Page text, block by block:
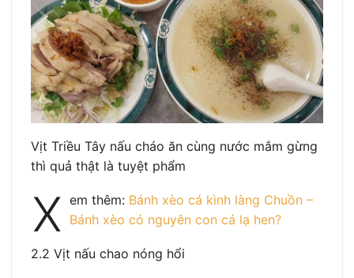
Vịt Triều Tây nấu cháo ăn cùng nước mắm gừng
thì quả thật là tuyệt phẩm
X em thêm: Bánh xèo cá kình làng Chuồn –
Bánh xèo có nguyên con cá lạ hen?
2.2 Vịt nấu chao nóng hổi